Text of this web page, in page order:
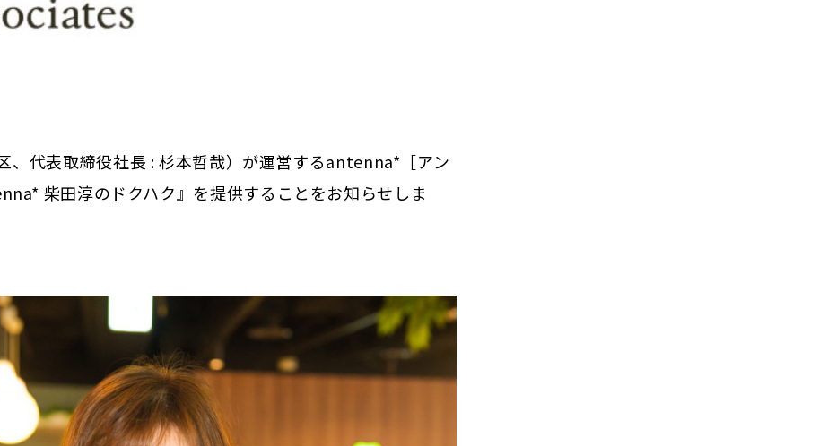
、代表取締役社長 : 杉本哲哉）が運営するantenna*［アン
柴田淳のドクハク』を提供することをお知らせしま